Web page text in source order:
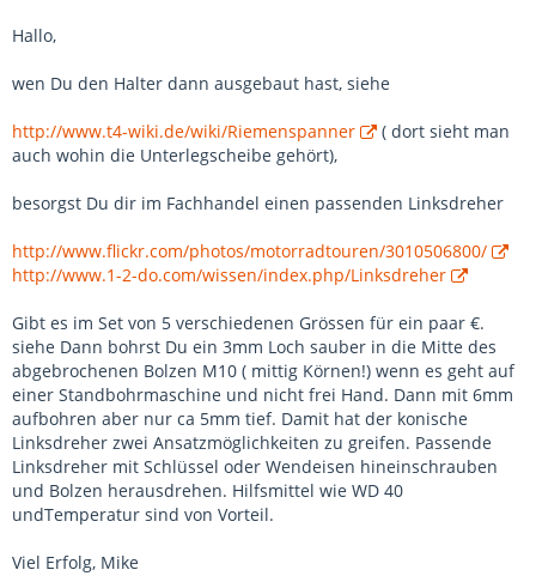
Hallo,
wen Du den Halter dann ausgebaut hast, siehe
http://www.t4-wiki.de/wiki/Riemenspanner
( dort sieht man
auch wohin die Unterlegscheibe gehört),
besorgst Du dir im Fachhandel einen passenden Linksdreher
http://www.flickr.com/photos/motorradtouren/3010506800/
http://www.1-2-do.com/wissen/index.php/Linksdreher
Gibt es im Set von 5 verschiedenen Grössen für ein paar €.
siehe Dann bohrst Du ein 3mm Loch sauber in die Mitte des
abgebrochenen Bolzen M10 ( mittig Körnen!) wenn es geht auf
einer Standbohrmaschine und nicht frei Hand. Dann mit 6mm
aufbohren aber nur ca 5mm tief. Damit hat der konische
Linksdreher zwei Ansatzmöglichkeiten zu greifen. Passende
Linksdreher mit Schlüssel oder Wendeisen hineinschrauben
und Bolzen herausdrehen. Hilfsmittel wie WD 40
undTemperatur sind von Vorteil.
Viel Erfolg, Mike